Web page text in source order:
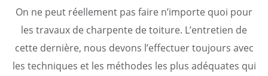
On ne peut réellement pas faire n’importe quoi pour
les travaux de charpente de toiture. L’entretien de
cette dernière, nous devons l’effectuer toujours avec
les techniques et les méthodes les plus adéquates qui